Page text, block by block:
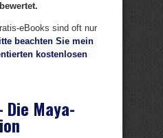
eBooks sind oft nur
beachten Sie mein
kostenlosen
Die Maya-